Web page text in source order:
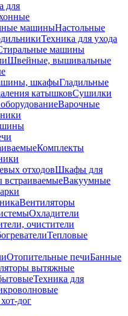
для
машиныНастольные
Техника для ухода
машины
Швейные, вышивальные
шкафыГладильные
катышковСушилки
Варочные
Комплекты
отходовШкафы для
Вакуумные
Вентиляторы
Охладители
очистители
Тепловые
Отопительные печиБанные
вытяжные
Техника для
дог